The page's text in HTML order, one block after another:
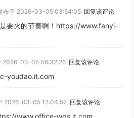
布于 2026-03-05 03:54:05 回复该评论
要火的节奏啊！https://www.fanyi-
2026-03-05 06:32:26 回复该评论
youdao.it.com
2026-03-05 12:04:57 回复该评论